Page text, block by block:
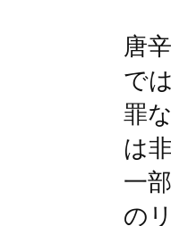
唐
で
罪
は
一
の